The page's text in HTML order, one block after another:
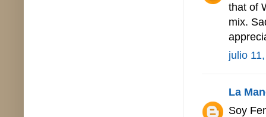
that of
mix.
julio
La
Soy